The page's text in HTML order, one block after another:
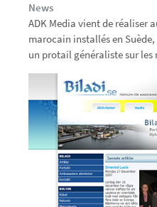
News
ADK Media vient de réaliser
marocain installés en
un protail généraliste sur les